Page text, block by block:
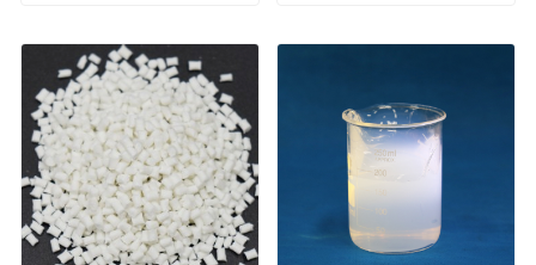
华夏汉华化工装备有限公司
北京宏远南口创新技术有限公司
中国化工信息中心有限公司
昊华化工科技集团股份有限公司
中化石油安徽有限公司
中化国际石油（天津）有限公司
中化石油广东有限公司